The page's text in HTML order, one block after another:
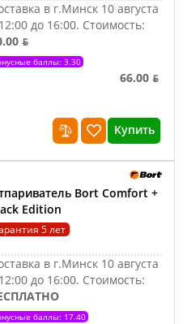
в г.Минск 10 августа
до 16:00. Стоимость:
ƃ
баллы: 3.30
66.00 ƃ
Купить
Bort Comfort +
Edition
5 лет
в г.Минск 10 августа
до 16:00. Стоимость:
баллы: 17.40